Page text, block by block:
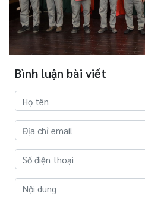
Bình luận bài viết